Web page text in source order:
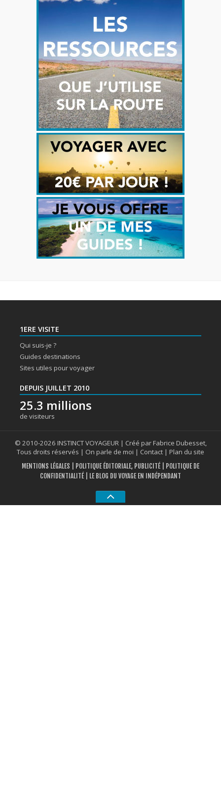
1ERE VISITE
Qui suis-je ?
Guides destinations
Sites utiles pour voyager
DEPUIS JUILLET 2010
25.3 millions
de visiteurs
© 2010-2026 INSTINCT VOYAGEUR | Créé par Fabrice Dubesset,
Tous droits réservés | On parle de moi | Contact | Plan du site
MENTIONS LÉGALES POLITIQUE ÉDITORIALE, PUBLICITÉ
POLITIQUE DE
CONFIDENTIALITÉ | LE BLOG DU VOYAGE EN INDÉPENDANT